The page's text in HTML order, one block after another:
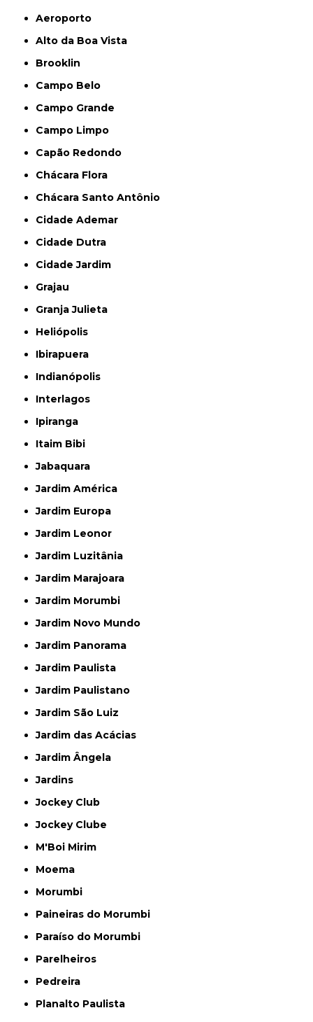
Aeroporto
Alto da Boa Vista
Brooklin
Campo Belo
Campo Grande
Campo Limpo
Capão Redondo
Chácara Flora
Chácara Santo Antônio
Cidade Ademar
Cidade Dutra
Cidade Jardim
Grajau
Granja Julieta
Heliópolis
Ibirapuera
Indianópolis
Interlagos
Ipiranga
Itaim Bibi
Jabaquara
Jardim América
Jardim Europa
Jardim Leonor
Jardim Luzitânia
Jardim Marajoara
Jardim Morumbi
Jardim Novo Mundo
Jardim Panorama
Jardim Paulista
Jardim Paulistano
Jardim São Luiz
Jardim das Acácias
Jardim Ângela
Jardins
Jockey Club
Jockey Clube
M'Boi Mirim
Moema
Morumbi
Paineiras do Morumbi
Paraíso do Morumbi
Parelheiros
Pedreira
Planalto Paulista